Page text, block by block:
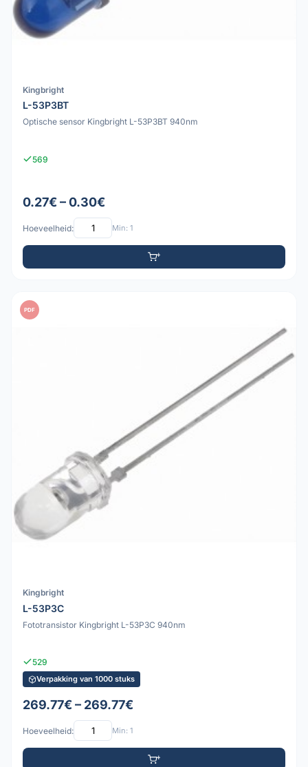
Kingbright
L-53P3BT
Optische sensor Kingbright L-53P3BT 940nm
569
0.27€ – 0.30€
Hoeveelheid: Min: 1
PDF
Kingbright
L-53P3C
Fototransistor Kingbright L-53P3C 940nm
529
Verpakking van 1000 stuks
269.77€ – 269.77€
Hoeveelheid: Min: 1